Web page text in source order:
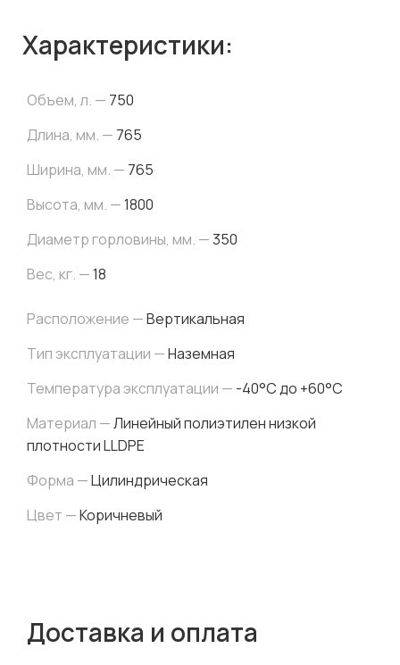
Характеристики:
Объем, л. — 750
Длина, мм. — 765
Ширина, мм. — 765
Высота, мм. —1800
Диаметр горловины, мм. —350
Вес, кг. —18
Расположение —Вертикальная
Тип эксплуатации —Наземная
Температура эксплуатации — -40°C до +60°C
Материал —Линейный полиэтилен низкой
плотности LLDPE
Форма —Цилиндрическая
Цвет —Коричневый
Доставка и оплата